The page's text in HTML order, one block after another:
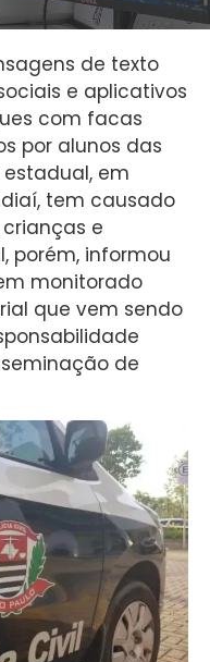
de texto
e aplicativos
com facas
por alunos das
em
tem causado
e
porém, informou
monitorado
que vem sendo
de